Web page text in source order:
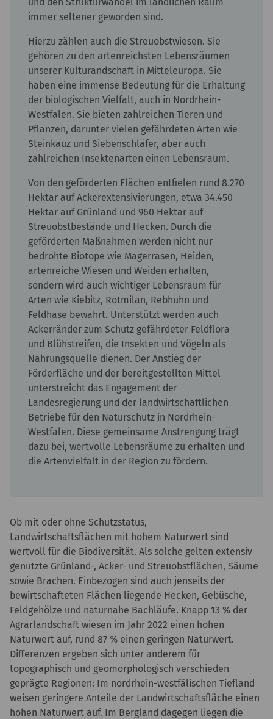
immer seltener geworden sind.
Hierzu zählen auch die Streuobstwiesen. Sie
gehören zu den artenreichsten Lebensräumen
unserer Kulturandschaft in Mitteleuropa. Sie
haben eine immense Bedeutung für die Erhaltung
der biologischen Vielfalt, auch in Nordrhein-
Westfalen. Sie bieten zahlreichen Tieren und
Pflanzen, darunter vielen gefährdeten Arten wie
Steinkauz und Siebenschläfer, aber auch
zahlreichen Insektenarten einen Lebensraum.
Von den geförderten Flächen entfielen rund 8.270
Hektar auf Ackerextensivierungen, etwa 34.450
Hektar auf Grünland und 960 Hektar auf
Streuobstbestände und Hecken. Durch die
geförderten Maßnahmen werden nicht nur
bedrohte Biotope wie Magerrasen, Heiden,
artenreiche Wiesen und Weiden erhalten,
sondern wird auch wichtiger Lebensraum für
Arten wie Kiebitz, Rotmilan, Rebhuhn und
Feldhase bewahrt. Unterstützt werden auch
Ackerränder zum Schutz gefährdeter Feldflora
und Blühstreifen, die Insekten und Vögeln als
Nahrungsquelle dienen. Der Anstieg der
Förderfläche und der bereitgestellten Mittel
unterstreicht das Engagement der
Landesregierung und der landwirtschaftlichen
Betriebe für den Naturschutz in Nordrhein-
Westfalen. Diese gemeinsame Anstrengung trägt
dazu bei, wertvolle Lebensräume zu erhalten und
die Artenvielfalt in der Region zu fördern.
Ob mit oder ohne Schutzstatus,
Landwirtschaftsflächen mit hohem Naturwert sind
wertvoll für die Biodiversität. Als solche gelten extensiv
genutzte Grünland-, Acker- und Streuobstflächen, Säume
sowie Brachen. Einbezogen sind auch jenseits der
bewirtschafteten Flächen liegende Hecken, Gebüsche,
Feldgehölze und naturnahe Bachläufe. Knapp 13 % der
Agrarlandschaft wiesen im Jahr 2022 einen hohen
Naturwert auf, rund 87 % einen geringen Naturwert.
Differenzen ergeben sich unter anderem für
topographisch und geomorphologisch verschieden
geprägte Regionen: Im nordrhein-westfälischen Tiefland
weisen geringere Anteile der Landwirtschaftsfläche einen
hohen Naturwert auf. Im Bergland dagegen liegen die